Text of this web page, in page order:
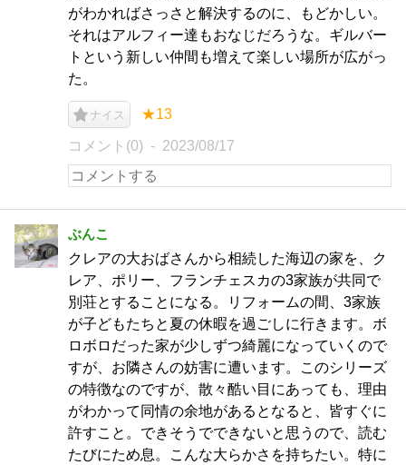
がわかればさっさと解決するのに、もどかしい。
それはアルフィー達もおなじだろうな。ギルバー
トという新しい仲間も増えて楽しい場所が広がっ
た。
ナイス ★13
コメント(0) 2023/08/17
ぶんこ
クレアの大おばさんから相続した海辺の家を、ク
レア、ポリー、フランチェスカの3家族が共同で
別荘とすることになる。リフォームの間、3家族
が子どもたちと夏の休暇を過ごしに行きます。ボ
ロボロだった家が少しずつ綺麗になっていくので
すが、お隣さんの妨害に遭います。このシリーズ
の特徴なのですが、散々酷い目にあっても、理由
がわかって同情の余地があるとなると、皆すぐに
許すこと。できそうでできないと思うので、読む
たびにため息。こんな大らかさを持ちたい。特に